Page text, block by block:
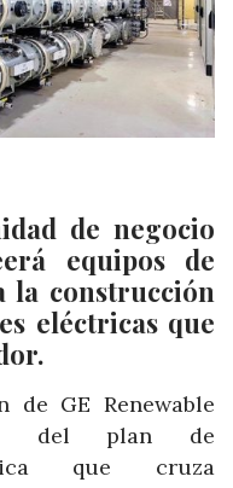
de negocio
equipos de
la construcción
eléctricas que
de GE Renewable
del plan de
que cruza